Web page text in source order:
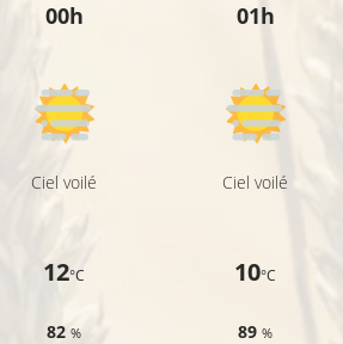
00h
Ciel voilé
12°C
82%
01h
Ciel voilé
10°C
89%